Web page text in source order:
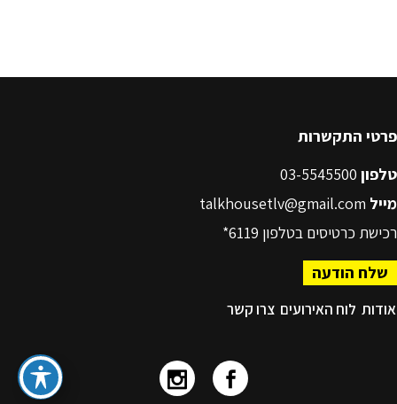
פרטי התקשרות
טלפון
מייל talkhousetlv@gmail.com
רכישת כרטיסים בטלפון 6119*
שלח הודעה
אודות לוח האירועים צרו קשר